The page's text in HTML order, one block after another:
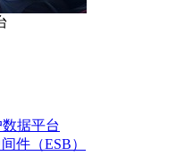
据平台
件（ESB）